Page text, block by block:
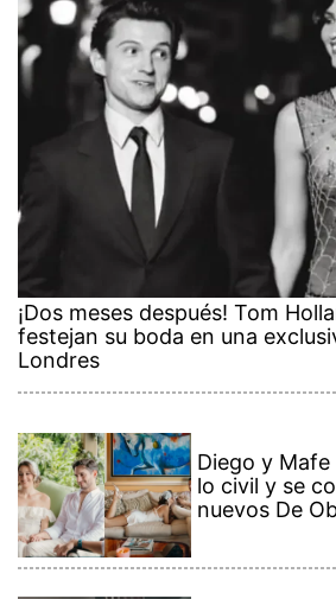
¡Dos meses después! Tom
festejan su boda en una
Londres
Diego y
lo civil y se
nuevos De